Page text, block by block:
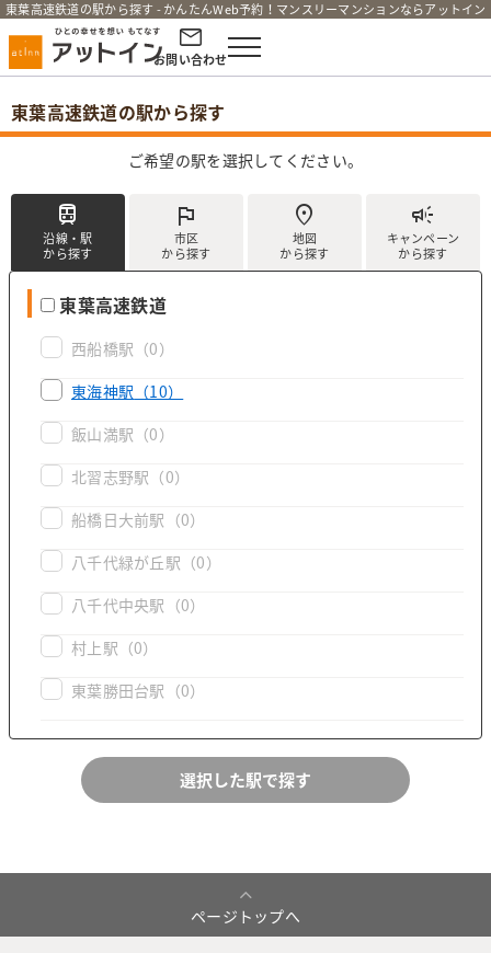
東葉高速鉄道の駅から探す - かんたんWeb予約！マンスリーマンションならアットイン
お問い合わせ
東葉高速鉄道の駅から探す
ご希望の駅を選択してください。
train
沿線・駅
から探す
flag
市区
から探す
location_on
地図
から探す
campaign
キャンペーン
から探す
東葉高速鉄道
西船橋駅 （0）
東海神駅 （10）
飯山満駅 （0）
北習志野駅 （0）
船橋日大前駅 （0）
八千代緑が丘駅 （0）
八千代中央駅 （0）
村上駅 （0）
東葉勝田台駅 （0）
ページトップへ